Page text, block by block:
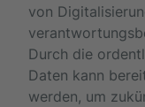
von
Durch die
Daten kann
werden, um